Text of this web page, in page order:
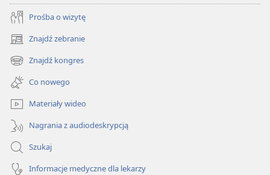
Prośba o wizytę
Znajdź zebranie
(opens
new
window)
Znajdź kongres
(opens
new
window)
Co nowego
Materiały wideo
Nagrania z audiodeskrypcją
Szukaj
Informacje medyczne dla lekarzy